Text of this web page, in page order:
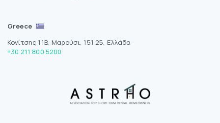
Greece
Κονίτσης 11Β, Μαρούσι, 151 25, Ελλάδα
+30 211 800 5200